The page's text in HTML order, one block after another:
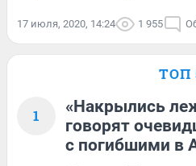
17 июля, 2020, 14:24 1 955
ТОП
1
«Накрылись
говорят
с погибшими в